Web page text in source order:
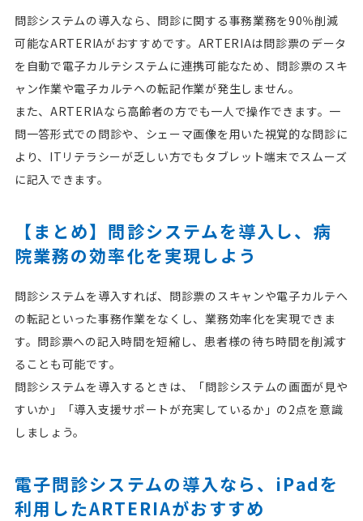
問診システムの導入なら、問診に関する事務業務を90％削減
可能なARTERIAがおすすめです。ARTERIAは問診票のデータ
を自動で電子カルテシステムに連携可能なため、問診票のスキ
ャン作業や電子カルテへの転記作業が発生しません。
また、ARTERIAなら高齢者の方でも一人で操作できます。一
問一答形式での問診や、シェーマ画像を用いた視覚的な問診に
より、ITリテラシーが乏しい方でもタブレット端末でスムーズ
に記入できます。
【まとめ】問診システムを導入し、病
院業務の効率化を実現しよう
問診システムを導入すれば、問診票のスキャンや電子カルテへ
の転記といった事務作業をなくし、業務効率化を実現できま
す。問診票への記入時間を短縮し、患者様の待ち時間を削減す
ることも可能です。
問診システムを導入するときは、「問診システムの画面が見や
すいか」「導入支援サポートが充実しているか」の2点を意識
しましょう。
電子問診システムの導入なら、iPadを
利用したARTERIAがおすすめ